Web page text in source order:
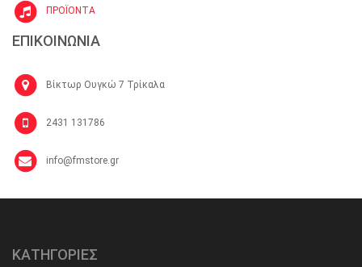
ΠΡΟΪΟΝΤΑ
ΕΠΙΚΟΙΝΩΝΙΑ
Βίκτωρ Ουγκώ 7 Τρίκαλα
2431 131786
info@fmstore.gr
ΚΑΤΗΓΟΡΙΕΣ